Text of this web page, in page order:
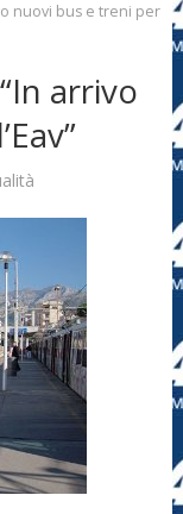
nuovi bus e treni per
arrivo